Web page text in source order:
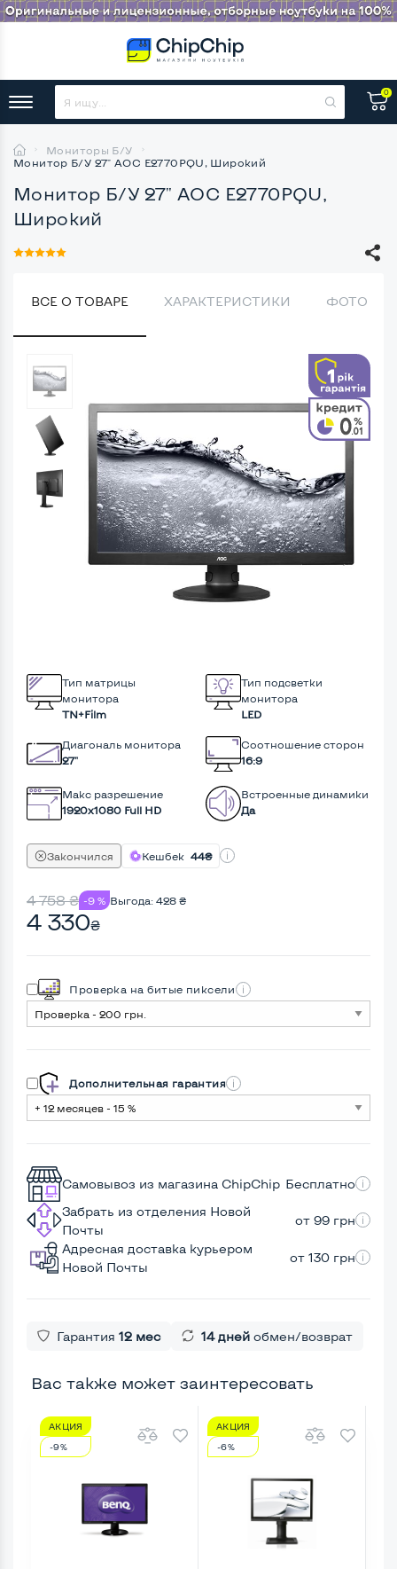
0
Мониторы Б/У
Монитор Б/У 27" AOC E2770PQU, Широкий
Монитор Б/У 27" AOC E2770PQU,
Широкий
ВСЕ О ТОВАРЕ ХАРАКТЕРИСТИКИ ФОТО
Тип матрицы
монитора
TN+Film
Тип подсветки
монитора
LED
Диагональ монитора
27"
Соотношение сторон
16:9
Макс разрешение
1920x1080 Full HD
Встроенные динамики
Да
Закончился Кешбек 44₴
4 758₴ -9 % Выгода: 428 ₴
4 330₴
Проверка на битые пиксели
Дополнительная гарантия
Самовывоз из магазина ChipChip Бесплатно
Забрать из отделения Новой
Почты
от 99 грн
Адресная доставка курьером
Новой Почты
от 130 грн
Гарантия 12 мес 14 дней обмен/возврат
Вас также может заинтересовать
АКЦИЯ
-9%
АКЦИЯ
-6%